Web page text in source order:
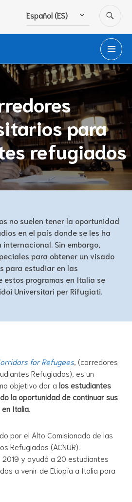
Español (ES)
para
refugiados
no suelen tener la oportunidad
en el país donde se les ha
Sin embargo,
para obtener un visado
para estudiar en las
estos programas en Italia se
Universitari per Rifugiati.
for Refugees , (corredores
Refugiados), es un
objetivo dar a los estudiantes
la oportunidad de continuar sus
Italia
por el Alto Comisionado de las
Refugiados (ACNUR).
2019 y ayudó a 20 estudiantes
a venir de Etiopía a Italia para